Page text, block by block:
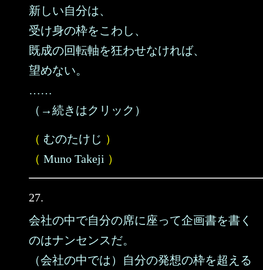
新しい自分は、
受け身の枠をこわし、
既成の回転軸を狂わせなければ、
望めない。
……
（→続きはクリック）
（ むのたけじ ）
（ Muno Takeji ）
27.
会社の中で自分の席に座って企画書を書く
のはナンセンスだ。
（会社の中では）自分の発想の枠を超える